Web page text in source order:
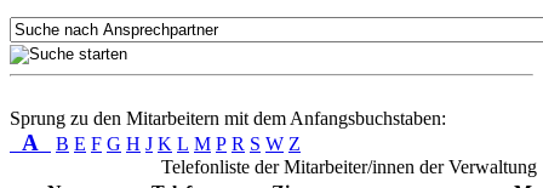
Sprung zu den Mitarbeitern mit dem Anfangsbuchstaben:
A B E F G H J K L M P R S W Z
Telefonliste der Mitarbeiter/innen der Verwaltung